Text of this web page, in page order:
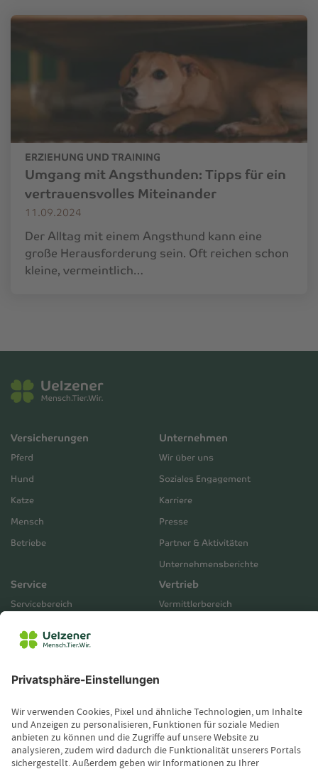
ERZIEHUNG UND TRAINING
Umgang mit Angsthunden: Tipps für ein
vertrauensvolles Miteinander
11.09.2024
Der Alltag mit einem Angsthund kann eine
große Herausforderung sein. Oft reichen schon
kleine, vermeintlich…
Versicherungen
Pferd
Hund
Katze
Mensch
Betriebe
Unternehmen
Wir über uns
Soziales Engagement
Karriere
Presse
Partner & Aktivitäten
Unternehmensberichte
Service
Servicebereich
Leistungsfall melden
Vertrieb
Vermittlerbereich
Wissenswertes
Magazin
Newsletter-Anmeldung